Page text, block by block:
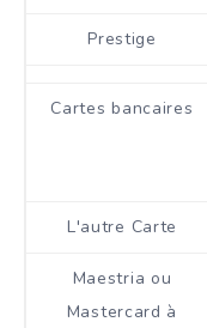
Prestige
Cartes bancaires
L'autre Carte
Maestria ou
Mastercard à